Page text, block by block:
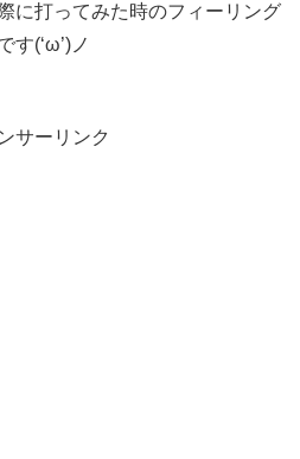
に打ってみた時のフィーリング
す(‘ω’)ノ
サーリンク